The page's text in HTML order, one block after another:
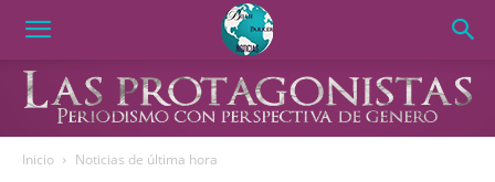
Inicio Noticias de última hora